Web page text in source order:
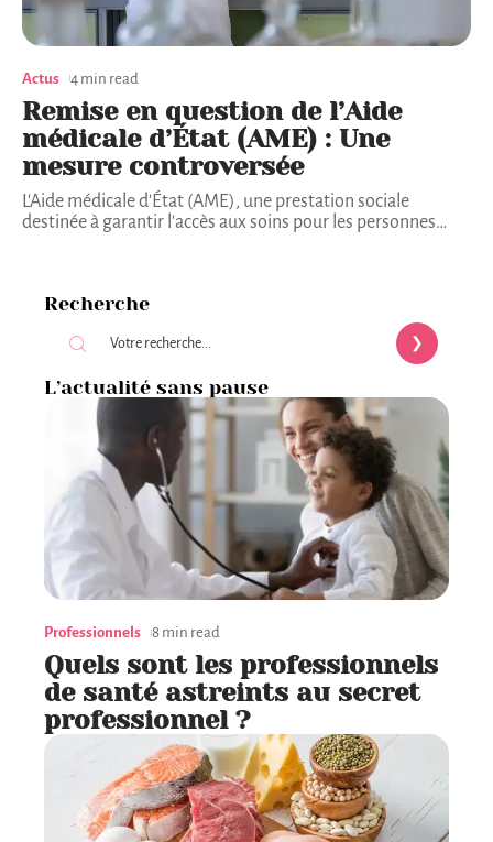
Actus 4 min read
Remise en question de l’Aide
médicale d’État (AME) : Une
mesure controversée
L'Aide médicale d'État (AME), une prestation sociale
destinée à garantir l'accès aux soins pour les personnes…
Recherche
L’actualité sans pause
Professionnels 8 min read
Quels sont les professionnels
de santé astreints au secret
professionnel ?